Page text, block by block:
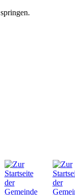
springen.